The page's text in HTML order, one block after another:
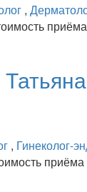
,
Татьяна
, Гинеколог-
приёма